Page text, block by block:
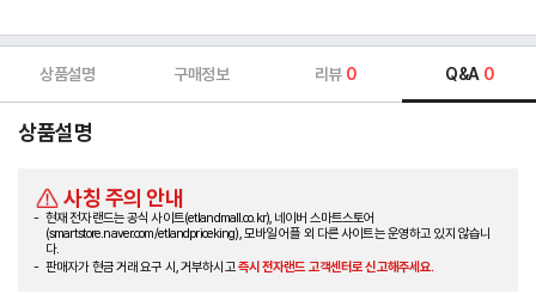
상품설명 구매정보 리뷰 0 Q&A 0
상품설명
사칭 주의 안내
현재 전자랜드는 공식 사이트(etlandmall.co.kr), 네이버 스마트스토어
(smartstore.naver.com/etlandpriceking), 모바일 어플 외 다른 사이트는 운영하고 있지 않습니
다.
판매자가 현금 거래 요구 시, 거부하시고즉시 전자랜드 고객센터로 신고해주세요.